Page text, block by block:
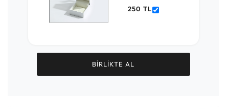
250 TL
BİRLİKTE AL